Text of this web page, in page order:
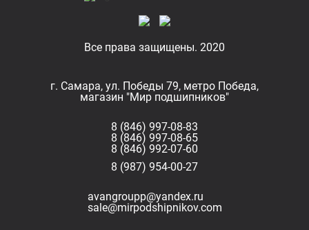
Все права защищены. 2020
г. Самара, ул. Победы 79, метро Победа,
магазин "Мир подшипников"
8 (846) 997-08-83
8 (846) 997-08-65
8 (846) 992-07-60
8 (987) 954-00-27
avangroupp@yandex.ru
sale@mirpodshipnikov.com